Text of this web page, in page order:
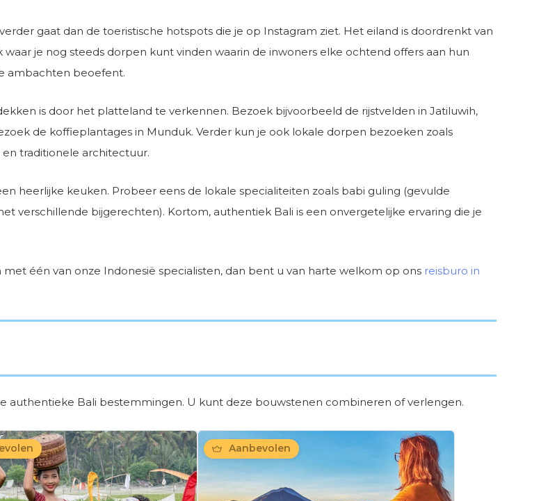
gaat dan de toeristische hotspots die je op Instagram ziet. Het eiland is doordrenkt van
je nog steeds dorpen kunt vinden waarin de inwoners elke ochtend offers aan hun
ambachten beoefent.
is door het platteland te verkennen. Bezoek bijvoorbeeld de rijstvelden in Jatiluwih,
de koffieplantages in Munduk. Verder kun je ook lokale dorpen bezoeken zoals
traditionele architectuur.
heerlijke keuken. Probeer eens de lokale specialiteiten zoals babi guling (gevulde
verschillende bijgerechten). Kortom, authentiek Bali is een onvergetelijke ervaring die je
één van onze Indonesië specialisten, dan bent u van harte welkom op ons reisburo in
authentieke Bali bestemmingen. U kunt deze bouwstenen combineren of verlengen.
Aanbevolen